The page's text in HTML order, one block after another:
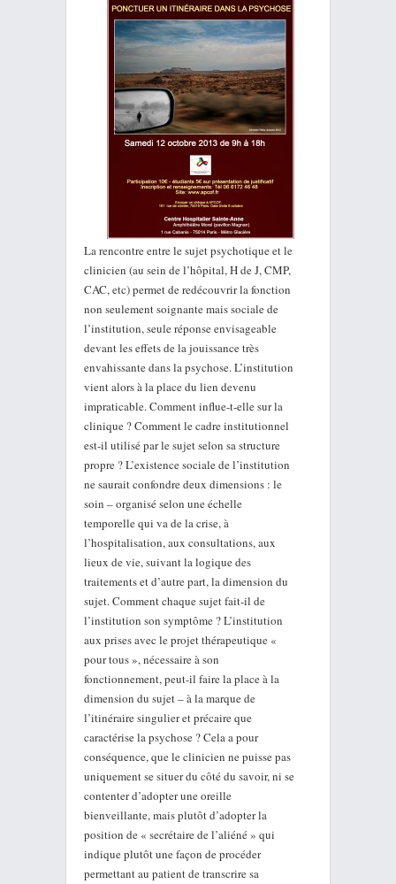
La rencontre entre le sujet psychotique et le
clinicien (au sein de l’hôpital, H de J, CMP,
CAC, etc) permet de redécouvrir la fonction
non seulement soignante mais sociale de
l’institution, seule réponse envisageable
devant les effets de la jouissance très
envahissante dans la psychose. L’institution
vient alors à la place du lien devenu
impraticable. Comment influe-t-elle sur la
clinique ? Comment le cadre institutionnel
est-il utilisé par le sujet selon sa structure
propre ? L’existence sociale de l’institution
ne saurait confondre deux dimensions : le
soin – organisé selon une échelle
temporelle qui va de la crise, à
l’hospitalisation, aux consultations, aux
lieux de vie, suivant la logique des
traitements et d’autre part, la dimension du
sujet. Comment chaque sujet fait-il de
l’institution son symptôme ? L’institution
aux prises avec le projet thérapeutique «
pour tous », nécessaire à son
fonctionnement, peut-il faire la place à la
dimension du sujet – à la marque de
l’itinéraire singulier et précaire que
caractérise la psychose ? Cela a pour
conséquence, que le clinicien ne puisse pas
uniquement se situer du côté du savoir, ni se
contenter d’adopter une oreille
bienveillante, mais plutôt d’adopter la
position de « secrétaire de l’aliéné » qui
indique plutôt une façon de procéder
permettant au patient de transcrire sa